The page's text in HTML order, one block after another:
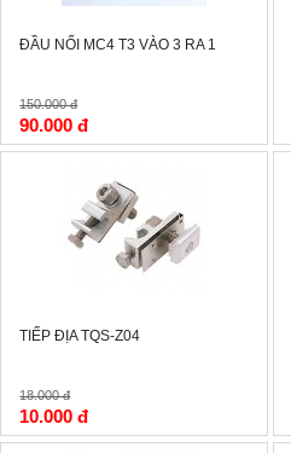
ĐẦU NỐI MC4 T3 VÀO 3 RA 1
150.000 đ
90.000 đ
TIẾP ĐỊA TQS-Z04
18.000 đ
10.000 đ